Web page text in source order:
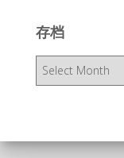
存档
存